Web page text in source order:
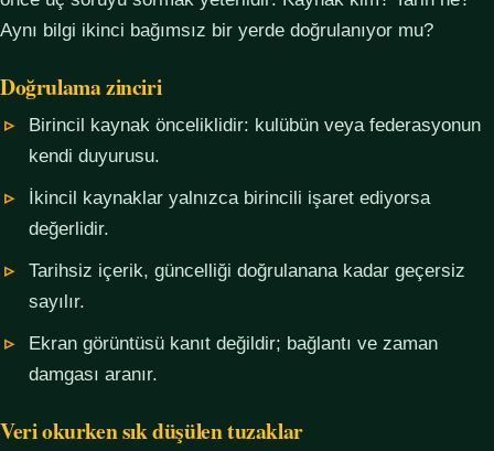
Aynı bilgi ikinci bağımsız bir yerde doğrulanıyor mu?
Doğrulama zinciri
Birincil kaynak önceliklidir: kulübün veya federasyonun
kendi duyurusu.
İkincil kaynaklar yalnızca birincili işaret ediyorsa
değerlidir.
Tarihsiz içerik, güncelliği doğrulanana kadar geçersiz
sayılır.
Ekran görüntüsü kanıt değildir; bağlantı ve zaman
damgası aranır.
Veri okurken sık düşülen tuzaklar